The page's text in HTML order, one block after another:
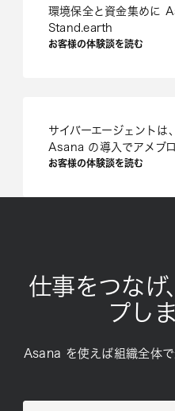
環境保全と資金集めに
Stand.earth
お客様の体験談を読む
サイバーエージェントは
Asana の導入でアメブ
お客様の体験談を読む
仕事をつなげ
プし
Asana を使えば組織全体で